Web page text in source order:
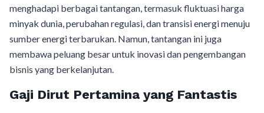
menghadapi berbagai tantangan, termasuk fluktuasi harga
minyak dunia, perubahan regulasi, dan transisi energi menuju
sumber energi terbarukan. Namun, tantangan ini juga
membawa peluang besar untuk inovasi dan pengembangan
bisnis yang berkelanjutan.
Gaji Dirut Pertamina yang Fantastis